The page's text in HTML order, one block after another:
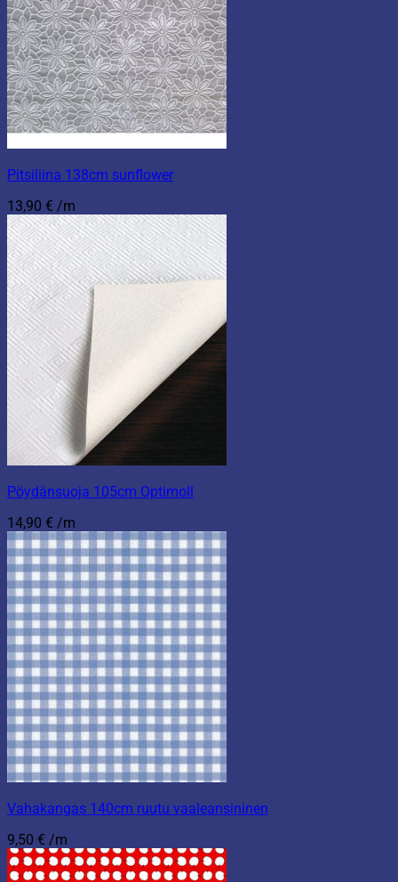
Pitsiliina 138cm sunflower
13,90 € /m
Pöydänsuoja 105cm Optimoll
14,90 € /m
Vahakangas 140cm ruutu vaaleansininen
9,50 € /m